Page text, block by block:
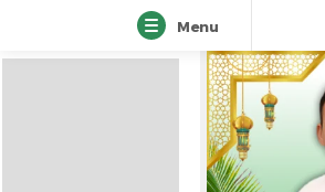
Menu